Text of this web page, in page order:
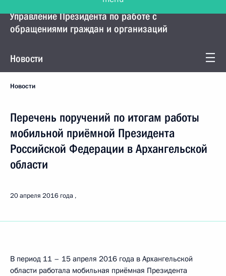
Управление Президента по работе с
обращениями граждан и организаций
Новости
Новости
Перечень поручений по итогам работы
мобильной приёмной Президента
Российской Федерации в Архангельской
области
20 апреля 2016 года
В период 11 – 15 апреля 2016 года в Архангельской
области работала мобильная приёмная Президента